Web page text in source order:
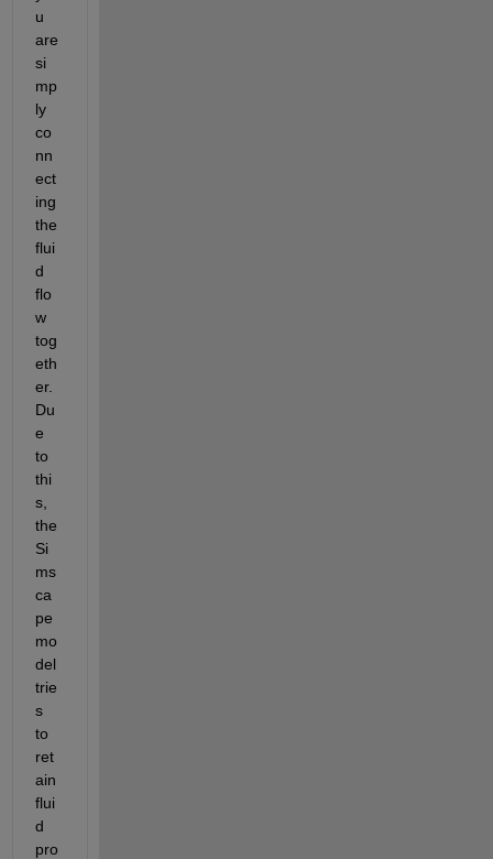
u
are
si
mp
ly
co
nn
ect
ing
the
flui
d
flo
w
tog
eth
er.
Du
e
to
thi
s,
the
Si
ms
ca
pe
mo
del
trie
s
to
ret
ain
flui
d
pro